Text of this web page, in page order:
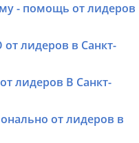
- помощь от лидеров
лидеров в Санкт-
лидеров В Санкт-
от лидеров в